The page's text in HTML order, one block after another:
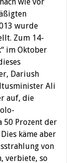
wurde
Zum 14-
im Oktober
Dariush
Ali
auf, die
50 Prozent der
käme aber
von
verbiete, so